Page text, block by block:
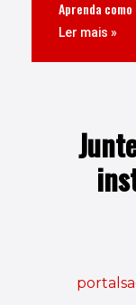
Aprenda
Ler mais »